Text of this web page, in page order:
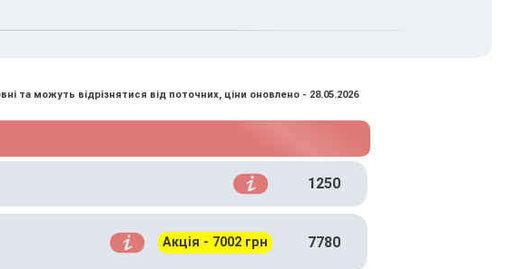
и составляет индивидуальный план операции.
та можуть відрізнятися від поточних, ціни оновлено - 28.05.2026
1250
Акція - 7002 грн 7780